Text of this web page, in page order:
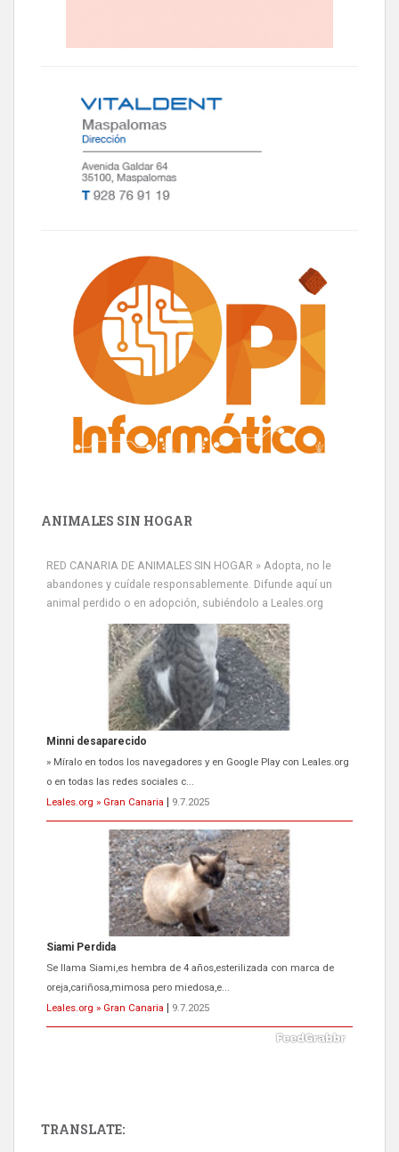
ANIMALES SIN HOGAR
RED CANARIA DE ANIMALES SIN HOGAR » Adopta, no le
abandones y cuídale responsablemente. Difunde aquí un
animal perdido o en adopción, subiéndolo a Leales.org
Minni desaparecido
» Míralo en todos los navegadores y en Google Play con Leales.org
o en todas las redes sociales c...
Leales.org » Gran Canaria
9.7.2025
Siami Perdida
Se llama Siami,es hembra de 4 años,esterilizada con marca de
oreja,cariñosa,mimosa pero miedosa,e...
Leales.org » Gran Canaria
9.7.2025
TRANSLATE: